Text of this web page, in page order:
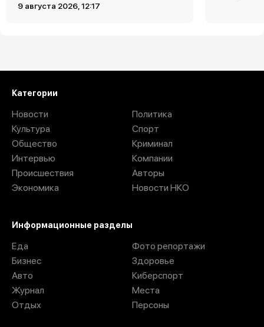
9 августа 2026, 12:17
Категории
Новости
Культура
Общество
Интервью
Происшествия
Экономика
Политика
Спорт
Криминал
Компании
Авторы
Новости НКО
Информационные разделы
Еда
Бизнес
Авто
Журнал
Отдых
Фото репортажи
Здоровье
Киберспорт
Места
Персоны